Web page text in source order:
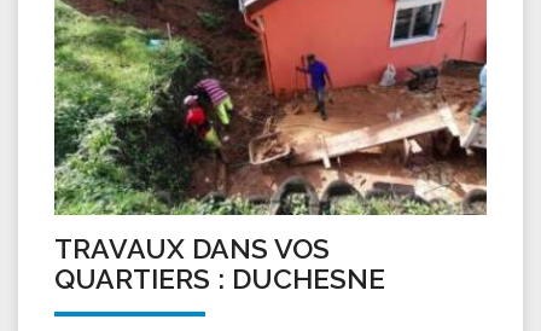
TRAVAUX DANS VOS
QUARTIERS : DUCHESNE